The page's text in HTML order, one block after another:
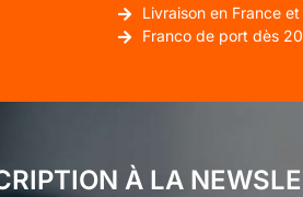
Livraison en France
Franco de port dès
À LA